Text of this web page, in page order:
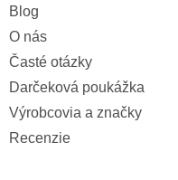
Blog
O nás
Časté otázky
Darčeková poukážka
Výrobcovia a značky
Recenzie